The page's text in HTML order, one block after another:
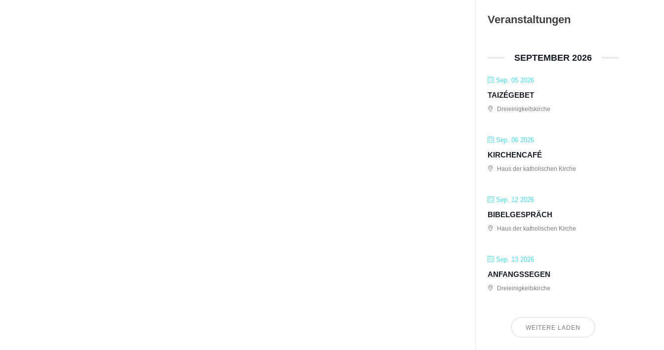
Veranstaltungen
SEPTEMBER 2026
Sep. 05 2026
TAIZÉGEBET
Dreieinigkeitskirche
Sep. 06 2026
KIRCHENCAFÉ
Haus der katholischen Kirche
Sep. 12 2026
BIBELGESPRÄCH
Haus der katholischen Kirche
Sep. 13 2026
ANFANGSSEGEN
Dreieinigkeitskirche
WEITERE LADEN